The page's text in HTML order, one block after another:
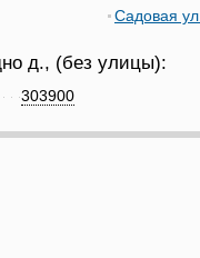
Садовая ул.
д., (без улицы):
303900